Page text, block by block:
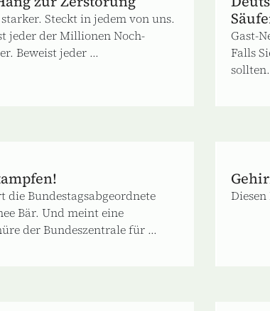
Steckt in jedem von uns.
jeder der Millionen Noch-
Beweist jeder ...
Gast-
Falls
die Bundestagsabgeordnete
Bär. Und meint eine
der Bundeszentrale für ...